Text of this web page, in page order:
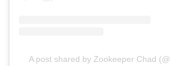
A post shared by Zookeeper Chad